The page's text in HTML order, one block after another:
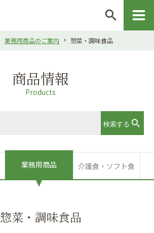
search
業務用商品のご案内 惣菜・調味食品
商品情報
Products
業務用商品 介護食・ソフト食
惣菜・調味食品